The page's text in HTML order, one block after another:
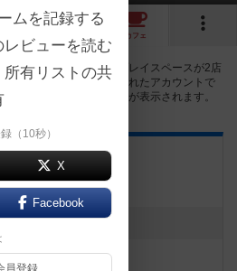
1
カフェ
ボードゲームカフェ・プレイスペースが2店
ールの都道府県が設定されたアカウントで
の店舗に絞り込むボタンが表示されます。
カノアソビバ
県草加市氷川町40-1
ムを記録する
ビューを読む
有リストの共
（10秒）
X
Facebook
員登録